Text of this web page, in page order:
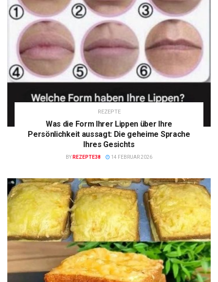
REZEPTE
Was die Form Ihrer Lippen über Ihre
Persönlichkeit aussagt: Die geheime Sprache
Ihres Gesichts
BY REZEPTE38 14 FEBRUAR 2026